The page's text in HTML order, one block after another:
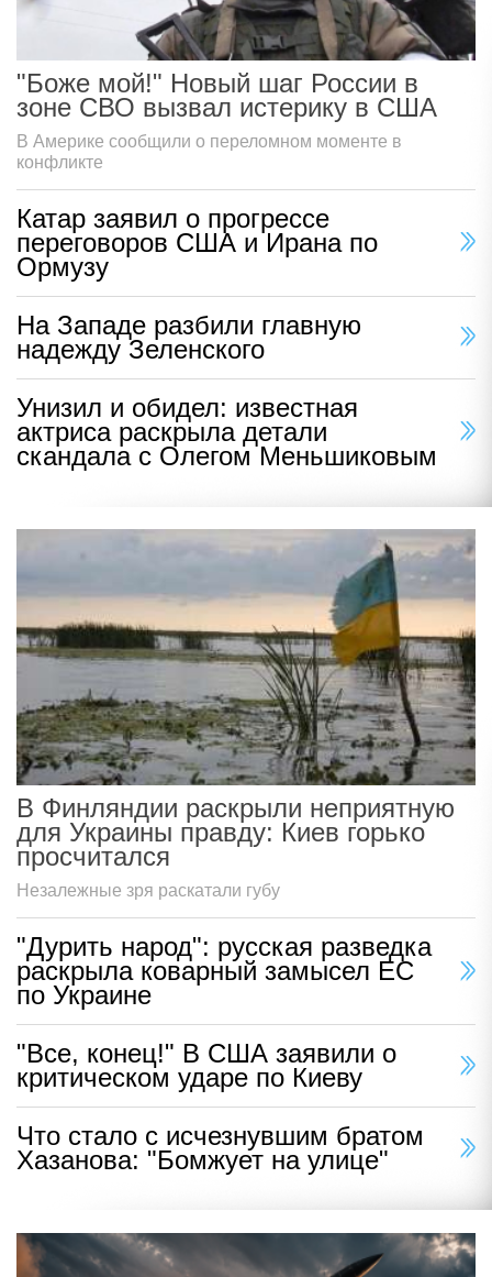
"Боже мой!" Новый шаг России в
зоне СВО вызвал истерику в США
В Америке сообщили о переломном моменте в
конфликте
Катар заявил о прогрессе
переговоров США и Ирана по
Ормузу
На Западе разбили главную
надежду Зеленского
Унизил и обидел: известная
актриса раскрыла детали
скандала с Олегом Меньшиковым
В Финляндии раскрыли неприятную
для Украины правду: Киев горько
просчитался
Незалежные зря раскатали губу
"Дурить народ": русская разведка
раскрыла коварный замысел ЕС
по Украине
"Все, конец!" В США заявили о
критическом ударе по Киеву
Что стало с исчезнувшим братом
Хазанова: "Бомжует на улице"